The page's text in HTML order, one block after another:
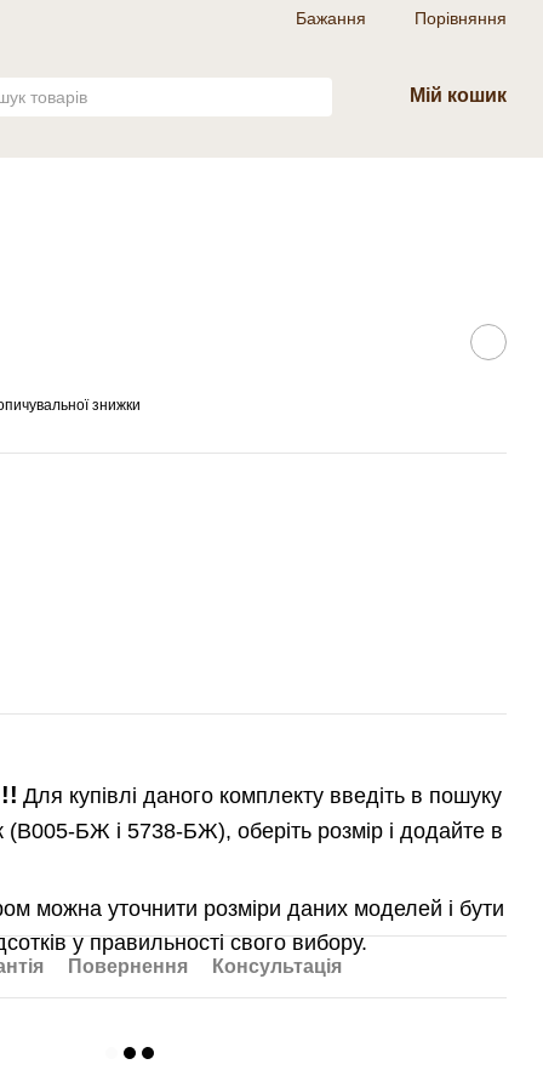
Бажання Порівняння
Мій кошик
знижки
Для купівлі даного комплекту введіть в пошуку
БЖ і 5738-БЖ), оберіть розмір і додайте в
можна уточнити розміри даних моделей і бути
у правильності свого вибору.
Повернення Консультація